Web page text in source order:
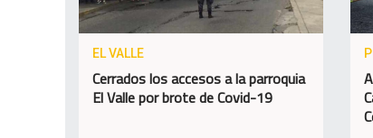
EL VALLE
Cerrados los accesos a la parroquia
El Valle por brote de Covid-19